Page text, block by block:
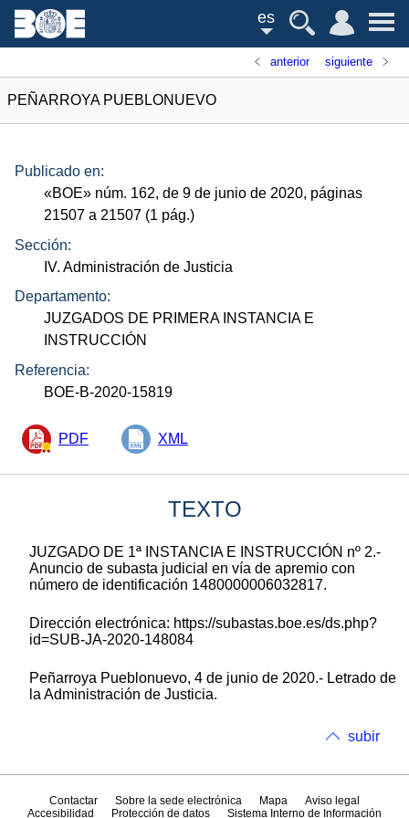
es
anterior siguiente
PEÑARROYA PUEBLONUEVO
Publicado en:
«BOE» núm. 162, de 9 de junio de 2020, páginas
21507 a 21507 (1 pág.)
Sección:
IV. Administración de Justicia
Departamento:
JUZGADOS DE PRIMERA INSTANCIA E
INSTRUCCIÓN
Referencia:
BOE-B-2020-15819
PDF XML
TEXTO
JUZGADO DE 1ª INSTANCIA E INSTRUCCIÓN nº 2.-
Anuncio de subasta judicial en vía de apremio con
número de identificación 1480000006032817.
Dirección electrónica: https://subastas.boe.es/ds.php?
id=SUB-JA-2020-148084
Peñarroya Pueblonuevo, 4 de junio de 2020.- Letrado de
la Administración de Justicia.
subir
Contactar Sobre la sede electrónica Mapa
Aviso legal
Accesibilidad
Protección de datos Sistema Interno de Información